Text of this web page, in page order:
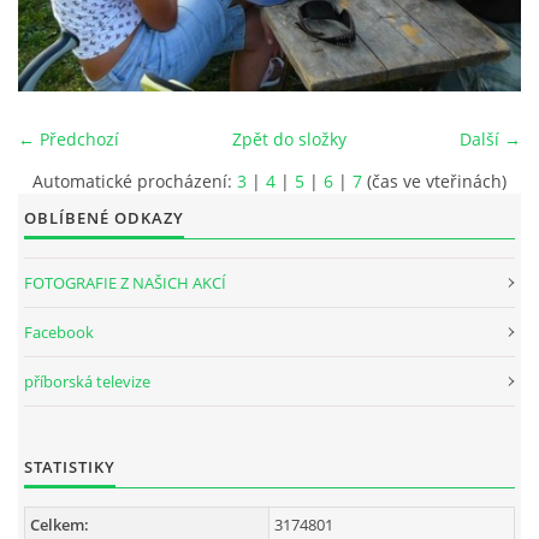
INTERNÍ SEKCE
← Předchozí Další →
Zpět do složky
Automatické procházení: 3 | 4 | 5 | 6 | 7 (čas ve vteřinách)
OBLÍBENÉ ODKAZY
FOTOGRAFIE Z NAŠICH AKCÍ
Facebook
příborská televize
STATISTIKY
Celkem: 3174801